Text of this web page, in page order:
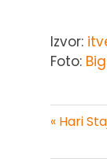
Izvor:
Foto:
« Hari